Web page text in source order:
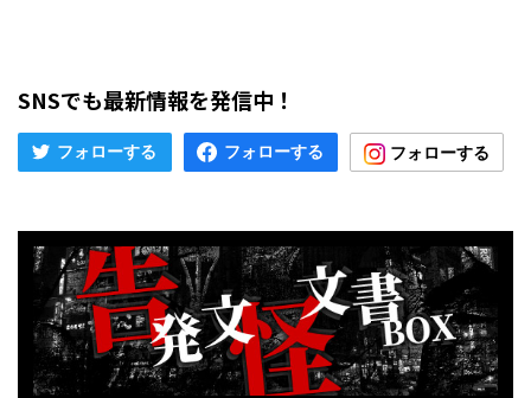
SNSでも最新情報を発信中！